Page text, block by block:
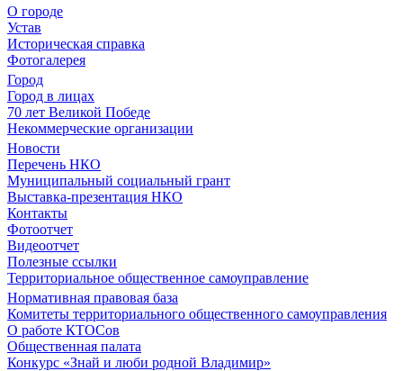
О городе
Устав
Историческая справка
Фотогалерея
Город
Город в лицах
70 лет Великой Победе
Некоммерческие организации
Новости
Перечень НКО
Муниципальный социальный грант
Выставка-презентация НКО
Контакты
Фотоотчет
Видеоотчет
Полезные ссылки
Территориальное общественное самоуправление
Нормативная правовая база
Комитеты территориального общественного самоуправления
О работе КТОСов
Общественная палата
Конкурс «Знай и люби родной Владимир»